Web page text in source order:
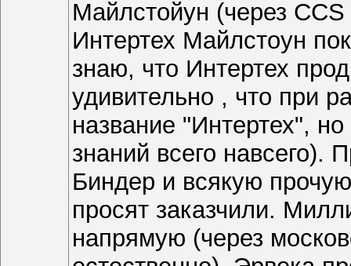
Майлстойун (через
Интертех Майлстоун
знаю, что Интертех
удивительно , что при
название "Интертех",
знаний всего
Биндер и всякую
просят заказчили.
напрямую (через